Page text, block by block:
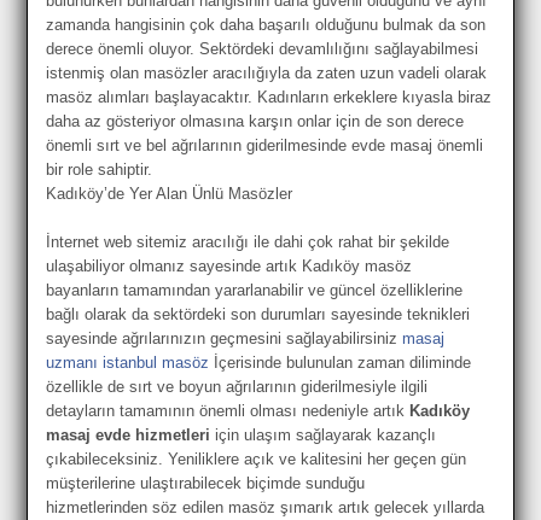
zamanda hangisinin çok daha başarılı olduğunu bulmak da son
derece önemli oluyor. Sektördeki devamlılığını sağlayabilmesi
istenmiş olan masözler aracılığıyla da zaten uzun vadeli olarak
masöz alımları başlayacaktır. Kadınların erkeklere kıyasla biraz
daha az gösteriyor olmasına karşın onlar için de son derece
önemli sırt ve bel ağrılarının giderilmesinde evde masaj önemli
bir role sahiptir.
Kadıköy’de Yer Alan Ünlü Masözler
İnternet web sitemiz aracılığı ile dahi çok rahat bir şekilde
ulaşabiliyor olmanız sayesinde artık Kadıköy masöz
bayanların tamamından yararlanabilir ve güncel özelliklerine
bağlı olarak da sektördeki son durumları sayesinde teknikleri
sayesinde ağrılarınızın geçmesini sağlayabilirsiniz masaj
uzmanı istanbul masöz İçerisinde bulunulan zaman diliminde
özellikle de sırt ve boyun ağrılarının giderilmesiyle ilgili
detayların tamamının önemli olması nedeniyle artık Kadıköy
masaj evde hizmetleri için ulaşım sağlayarak kazançlı
çıkabileceksiniz. Yeniliklere açık ve kalitesini her geçen gün
müşterilerine ulaştırabilecek biçimde sunduğu
hizmetlerinden söz edilen masöz şımarık artık gelecek yıllarda